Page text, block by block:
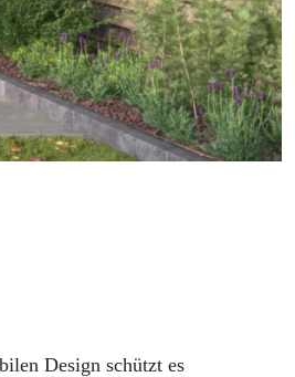
Design schützt es